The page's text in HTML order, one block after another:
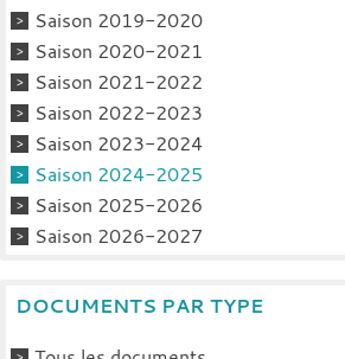
Saison 2019-2020
Saison 2020-2021
Saison 2021-2022
Saison 2022-2023
Saison 2023-2024
Saison 2024-2025
Saison 2025-2026
Saison 2026-2027
DOCUMENTS PAR TYPE